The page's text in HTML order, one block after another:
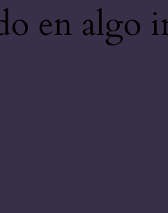
en algo